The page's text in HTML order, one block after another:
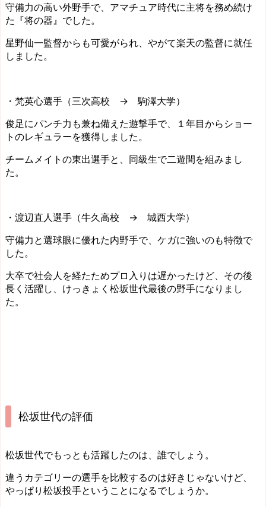
守備力の高い外野手で、アマチュア時代に主将を務め続け
た『将の器』でした。
星野仙一監督からも可愛がられ、やがて楽天の監督に就任
しました。
・梵英心選手（三次高校 → 駒澤大学）
俊足にパンチ力も兼ね備えた遊撃手で、１年目からショー
トのレギュラーを獲得しました。
チームメイトの東出選手と、同級生で二遊間を組みまし
た。
・渡辺直人選手（牛久高校 → 城西大学）
守備力と選球眼に優れた内野手で、ケガに強いのも特徴で
した。
大卒で社会人を経たためプロ入りは遅かったけど、その後
長く活躍し、けっきょく松坂世代最後の野手になりまし
た。
松坂世代の評価
松坂世代でもっとも活躍したのは、誰でしょう。
違うカテゴリーの選手を比較するのは好きじゃないけど、
やっぱり松坂投手ということになるでしょうか。